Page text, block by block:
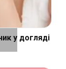
у догляді